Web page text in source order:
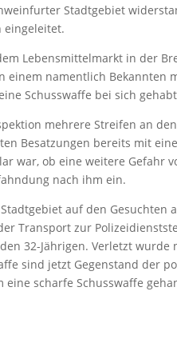
Stadtgebiet
eingeleitet.
Lebensmittelmarkt in der
einem namentlich Bekannten
Schusswaffe bei sich
mehrere Streifen an
Besatzungen bereits mit
war, ob eine weitere Gefahr
nach ihm ein.
auf den Gesuchten
Transport zur
32-Jährigen. Verletzt wurde
sind jetzt Gegenstand der
scharfe Schusswaffe